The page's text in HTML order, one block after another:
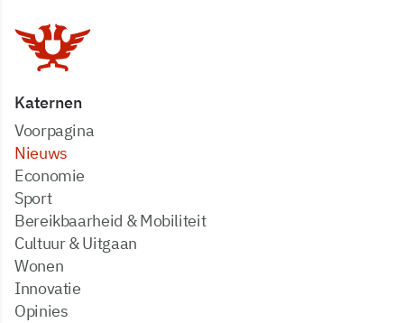
Katernen
Voorpagina
Nieuws
Economie
Sport
Bereikbaarheid & Mobiliteit
Cultuur & Uitgaan
Wonen
Innovatie
Opinies